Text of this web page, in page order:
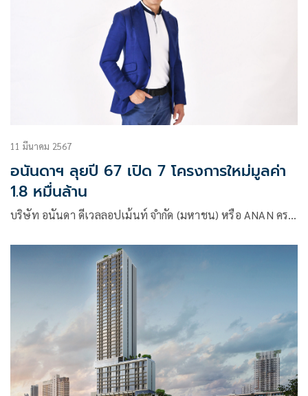
11 มีนาคม 2567
อนันดาฯ ลุยปี 67 เปิด 7 โครงการใหม่มูลค่า
1.8 หมื่นล้าน
บริษัท อนันดา ดีเวลลอปเม้นท์ จำกัด (มหาชน) หรือ ANAN คร…